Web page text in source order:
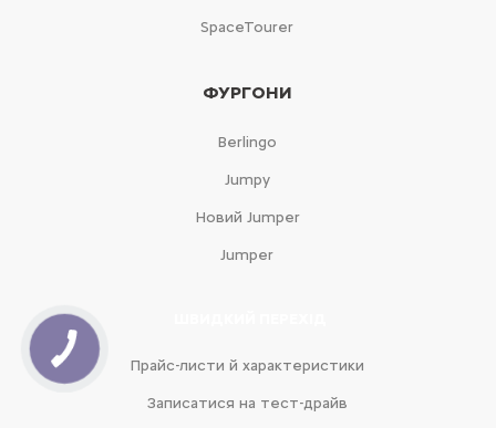
SpaceTourer
ФУРГОНИ
Berlingo
Jumpy
Новий Jumper
Jumper
Прайс-листи й характеристики
Записатися на тест-драйв